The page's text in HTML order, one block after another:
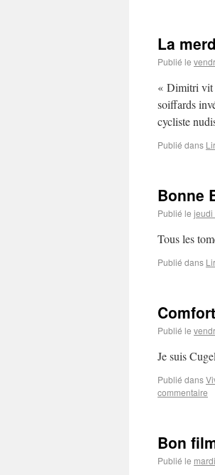
La
Publié le
« Dimitri vit
soiffards
cycliste
Publié dans
Bonne
Publié le jeudi
Tous les
Publié dans
Publié le
Je suis
Publié dans
commentaire
Bon
Publié le